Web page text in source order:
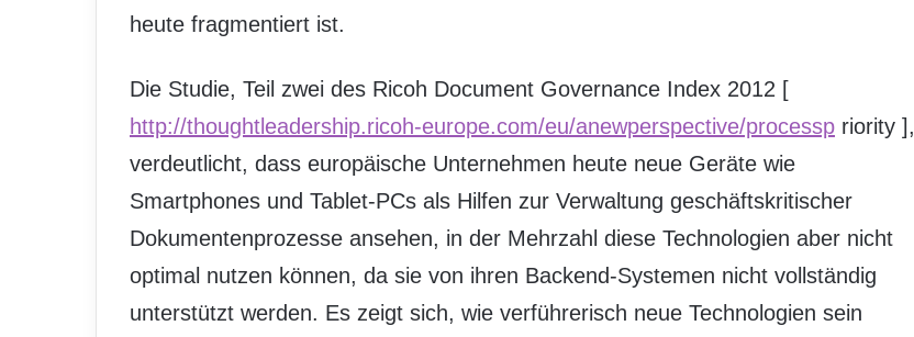
heute fragmentiert ist.
Die Studie, Teil zwei des Ricoh Document Governance Index 2012 [
http://thoughtleadership.ricoh-europe.com/eu/anewperspective/processp riority ],
verdeutlicht, dass europäische Unternehmen heute neue Geräte wie
Smartphones und Tablet-PCs als Hilfen zur Verwaltung geschäftskritischer
Dokumentenprozesse ansehen, in der Mehrzahl diese Technologien aber nicht
optimal nutzen können, da sie von ihren Backend-Systemen nicht vollständig
unterstützt werden. Es zeigt sich, wie verführerisch neue Technologien sein